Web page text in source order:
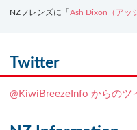
NZフレンズに「 Ash Dixon（アッ
NZフレンズに「
登録日 : 2019.4.10
Twitter
@KiwiBreezeInfo からのツ